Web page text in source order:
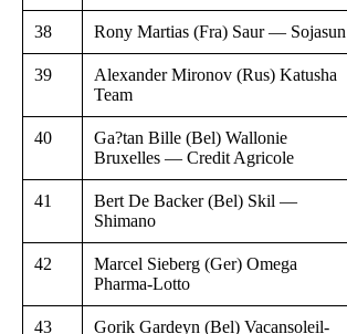
38 Rony Martias (Fra) Saur — Sojasun
39
Alexander Mironov (Rus) Katusha
Team
40
Ga?tan Bille (Bel) Wallonie
Bruxelles — Credit Agricole
41
Bert De Backer (Bel) Skil —
Shimano
42
Marcel Sieberg (Ger) Omega
Pharma-Lotto
43
Gorik Gardeyn (Bel) Vacansoleil-